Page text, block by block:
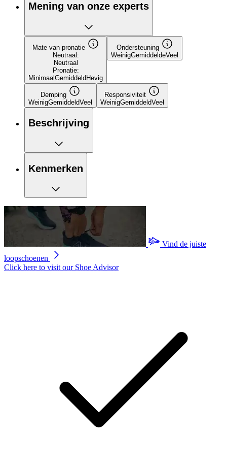
Mening van onze experts
Mate van pronatie
Neutraal:
Neutraal
Pronatie:
MinimaalGemiddeldHevig
Ondersteuning
WeinigGemiddeldeVeel
Demping
WeinigGemiddeldVeel
Responsiviteit
WeinigGemiddeldVeel
Beschrijving
Kenmerken
Vind de juiste
loopschoenen
Click here to visit our Shoe Advisor